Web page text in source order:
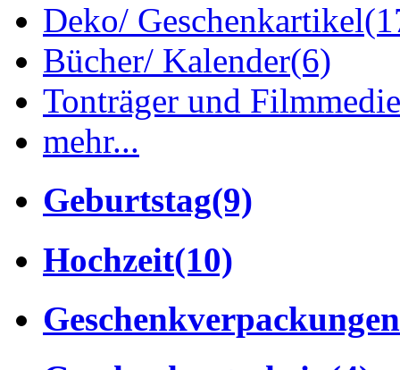
Deko/ Geschenkartikel
Bücher/ Kalender(6)
Tonträger und
mehr...
Geburtstag(9)
Hochzeit(10)
Geschenkverpackungen